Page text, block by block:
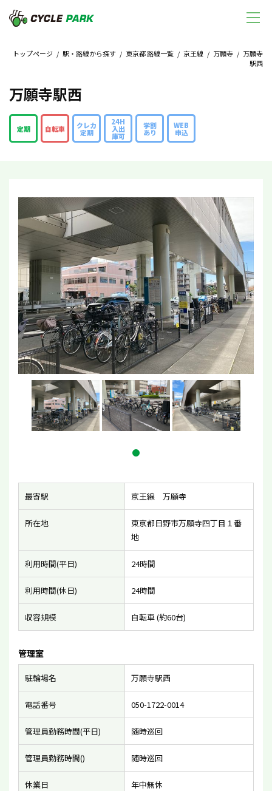
トップページ / 駅・路線から探す / 東京都 路線一覧 / 京王線 / 万願寺 / 万願寺
駅西
万願寺駅西
定期 自転車 クレカ
定期
24H
入出
庫可
学割
あり
WEB
申込
最寄駅 京王線 万願寺
所在地
東京都日野市万願寺四丁目１番
地
利用時間(平日) 24時間
利用時間(休日) 24時間
収容規模 自転車 (約60台)
管理室
駐輪場名 万願寺駅西
電話番号 050-1722-0014
管理員勤務時間(平日) 随時巡回
管理員勤務時間() 随時巡回
休業日 年中無休